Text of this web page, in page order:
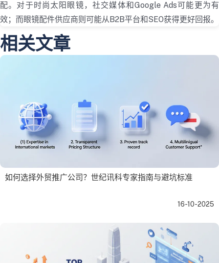
配。对于时尚太阳眼镜，社交媒体和Google Ads可能更为有
效；而眼镜配件供应商则可能从B2B平台和SEO获得更好回报。
相关文章
如何选择外贸推广公司？世纪讯科专家指南与避坑标准
16-10-2025